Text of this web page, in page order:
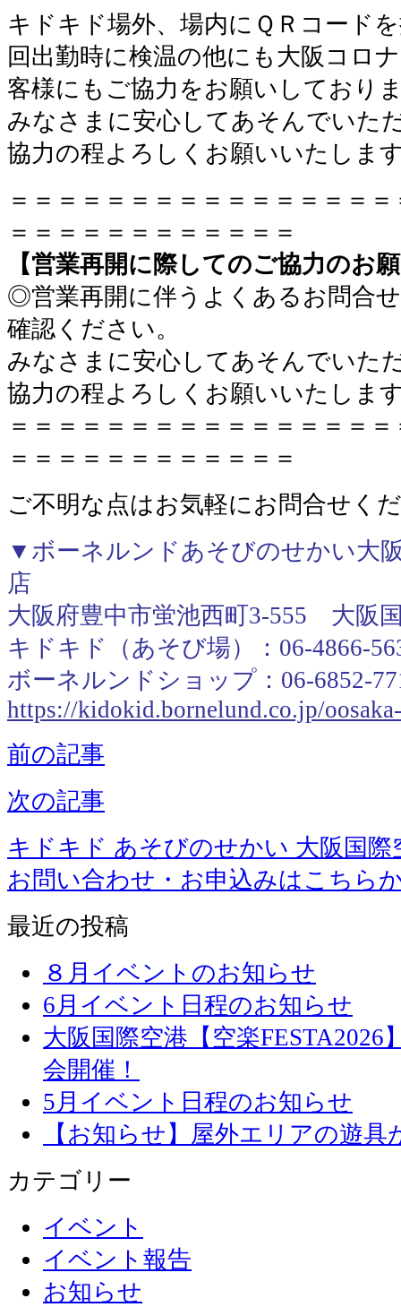
キドキド場外、場内にＱＲコード
回出勤時に検温の他にも大阪コロ
客様にもご協力をお願いしており
みなさまに安心してあそんでいた
協力の程よろしくお願いいたしま
＝＝＝＝＝＝＝＝＝＝＝＝＝＝＝
＝＝＝＝＝＝＝＝＝＝＝＝
【営業再開に際してのご協力のお
◎営業再開に伴うよくあるお問合
確認ください。
みなさまに安心してあそんでいた
協力の程よろしくお願いいたしま
＝＝＝＝＝＝＝＝＝＝＝＝＝＝＝
＝＝＝＝＝＝＝＝＝＝＝＝
ご不明な点はお気軽にお問合せく
▼ボーネルンドあそびのせかい大
店
大阪府豊中市蛍池西町3-555 大阪
キドキド（あそび場）：06-4866-
ボーネルンドショップ：06-6852-
https://kidokid.bornelund.co.jp/
前の記事
次の記事
キドキド あそびのせかい 大阪国際
お問い合わせ・お申込みはこちら
最近の投稿
８月イベントのお知らせ
6月イベント日程のお知らせ
大阪国際空港【空楽
会開催！
5月イベント日程のお知らせ
【お知らせ】屋外エリアの遊
カテゴリー
イベント
イベント報告
お知らせ